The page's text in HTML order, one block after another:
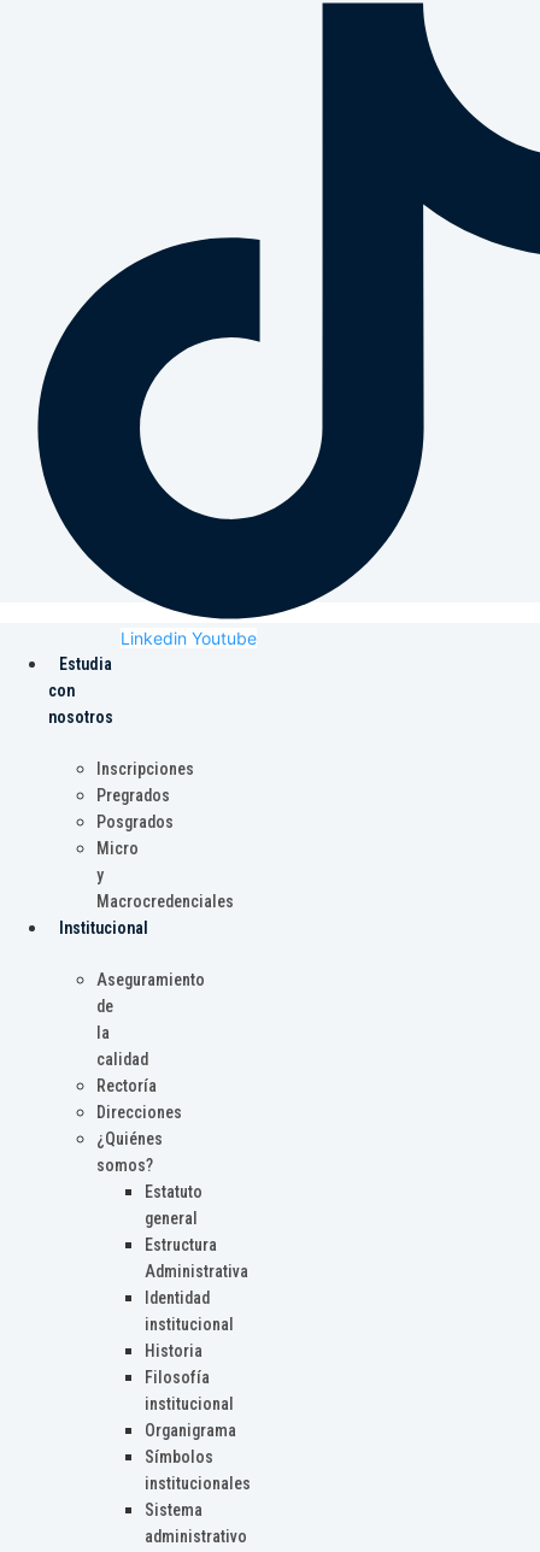
Linkedin Youtube
Estudia
con
nosotros
Inscripciones
Pregrados
Posgrados
Micro
y
Macrocredenciales
Institucional
Aseguramiento
de
la
calidad
Rectoría
Direcciones
¿Quiénes
somos?
Estatuto
general
Estructura
Administrativa
Identidad
institucional
Historia
Filosofía
institucional
Organigrama
Símbolos
institucionales
Sistema
administrativo